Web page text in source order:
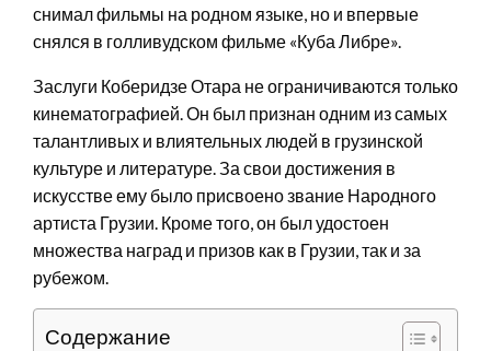
снимал фильмы на родном языке, но и впервые
снялся в голливудском фильме «Куба Либре».
Заслуги Коберидзе Отара не ограничиваются только
кинематографией. Он был признан одним из самых
талантливых и влиятельных людей в грузинской
культуре и литературе. За свои достижения в
искусстве ему было присвоено звание Народного
артиста Грузии. Кроме того, он был удостоен
множества наград и призов как в Грузии, так и за
рубежом.
Содержание